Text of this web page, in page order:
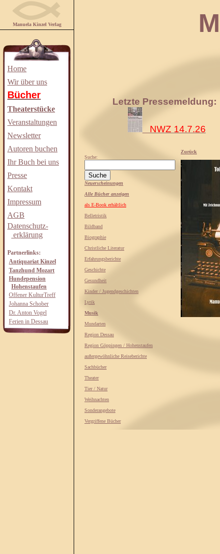
Manuela Kinzel Verlag
Home
Wir über uns
Bücher
Theaterstücke
Veranstaltungen
Newsletter
Autoren buchen
Ihr Buch bei uns
Presse
Kontakt
Impressum
AGB
Datenschutz-
erklärung
Partnerlinks:
Antiquariat Kinzel
Tanzhund Mozart
Hundepension
Hohenstaufen
Offener KulturTreff
Johanna Schober
Dr. Anton Vogel
Ferien in Dessau
Letzte Pressemeldung:
NWZ 14.7.26
Suche:
Neuerscheinungen
Alle Bücher anzeigen
als E-Book erhältlich
Belletristik
Bildband
Biographie
Christliche Literatur
Erfahrungsberichte
Geschichte
Gesundheit
Kinder / Jugendgeschichten
Lyrik
Musik
Mundarten
Region Dessau
Region Göppingen / Hohenstaufen
außergewöhnliche Reiseberichte
Sachbücher
Theater
Tier / Natur
Weihnachten
Sonderangebote
Vergriffene Bücher
Zurück